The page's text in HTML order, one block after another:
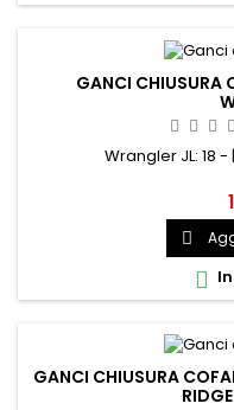
GANCI CHIUSURA
Wrangler JL: 18


GANCI CHIUSURA